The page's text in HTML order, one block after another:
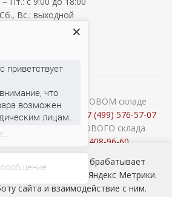
Сб., Вс.: выходной
склад
товара на ОПТОВОМ складе
по телефону:
+7 (499) 576-57-07
МЕЛКООПТОВОГО склада
+7 (926) 408-96-60
- хозтовары, посуда и товары для
сада ОПТОМ
cookie-файлы и обрабатывает
с использованием Яндекс Метрики.
сайта и взаимодействие с ним.
приветствует
что
возможен